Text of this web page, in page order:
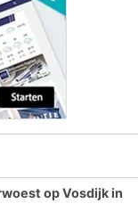
op Vosdijk in